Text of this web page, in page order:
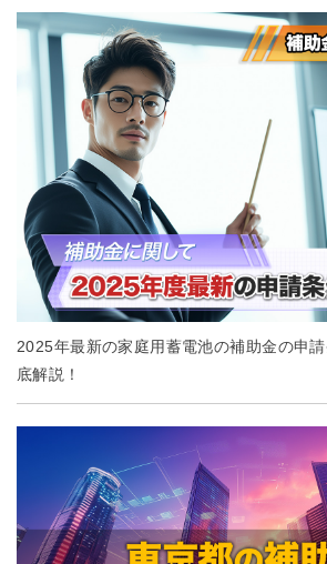
2025年最新の家庭用蓄電池の補助金の申
底解説！